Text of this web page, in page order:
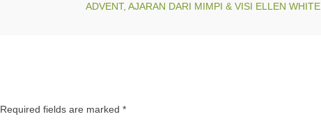
ADVENT, AJARAN DARI MIMPI & VISI ELLEN WHITE
Required fields are marked *